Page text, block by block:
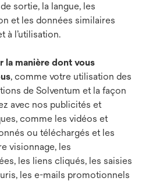
sortie, la langue, les
et les données similaires
à l’utilisation.
la manière dont vous
, comme votre utilisation des
de Solventum et la façon
avec nos publicités et
comme les vidéos et
ou téléchargés et les
visionnage, les
les liens cliqués, les saisies
les e-mails promotionnels